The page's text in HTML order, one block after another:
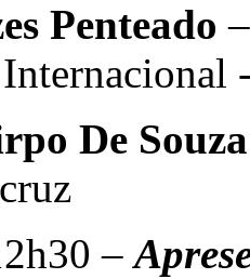
Penteado
De
–